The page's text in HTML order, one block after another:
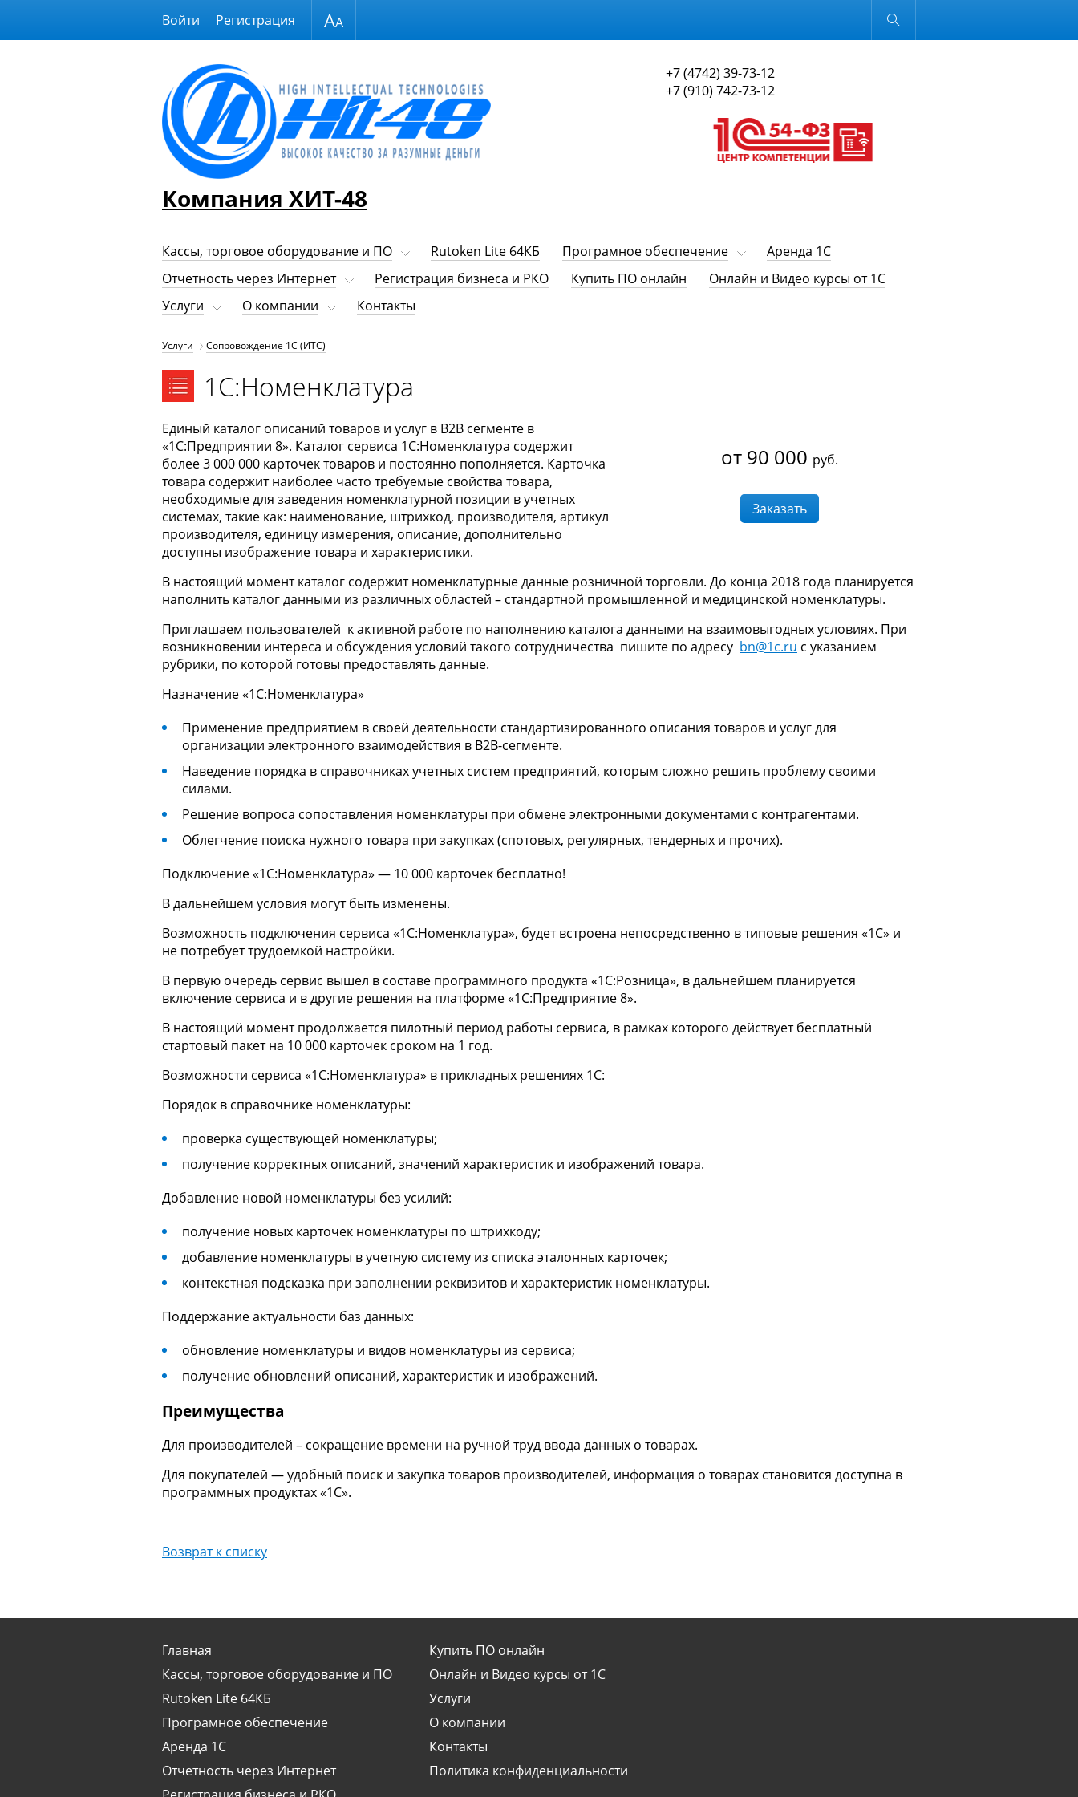
Размер шрифта Обычная версия
Компания ХИТ-48
+7 (4742) 39-73-12
+7 (910) 742-73-12
Войти Регистрация
Кассы, торговое оборудование и ПО Rutoken Lite 64КБ Програмное обеспечение
Аренда 1С
Отчетность через Интернет
Регистрация бизнеса и РКО Купить ПО онлайн
Онлайн и Видео курсы от 1С
Услуги
О компании Контакты
Услуги Сопровождение 1С (ИТС)
1С:Номенклатура
от 90 000 руб.
Заказать
Единый каталог описаний товаров и услуг в B2B сегменте в
«1С:Предприятии 8». Каталог сервиса 1С:Номенклатура содержит
более 3 000 000 карточек товаров и постоянно пополняется. Карточка
товара содержит наиболее часто требуемые свойства товара,
необходимые для заведения номенклатурной позиции в учетных
системах, такие как: наименование, штрихкод, производителя, артикул
производителя, единицу измерения, описание, дополнительно
доступны изображение товара и характеристики.
В настоящий момент каталог содержит номенклатурные данные розничной торговли. До конца 2018 года планируется
наполнить каталог данными из различных областей – стандартной промышленной и медицинской номенклатуры.
Приглашаем пользователей к активной работе по наполнению каталога данными на взаимовыгодных условиях. При
возникновении интереса и обсуждения условий такого сотрудничества пишите по адресу bn@1c.ru c указанием
рубрики, по которой готовы предоставлять данные.
Назначение «1С:Номенклатура»
Применение предприятием в своей деятельности стандартизированного описания товаров и услуг для
организации электронного взаимодействия в B2B-сегменте.
Наведение порядка в справочниках учетных систем предприятий, которым сложно решить проблему своими
силами.
Решение вопроса сопоставления номенклатуры при обмене электронными документами с контрагентами.
Облегчение поиска нужного товара при закупках (спотовых, регулярных, тендерных и прочих).
Подключение «1C:Номенклатура» — 10 000 карточек бесплатно!
В дальнейшем условия могут быть изменены.
Возможность подключения сервиса «1C:Номенклатура», будет встроена непосредственно в типовые решения «1С» и
не потребует трудоемкой настройки.
В первую очередь сервис вышел в составе программного продукта «1С:Розница», в дальнейшем планируется
включение сервиса и в другие решения на платформе «1С:Предприятие 8».
В настоящий момент продолжается пилотный период работы сервиса, в рамках которого действует бесплатный
стартовый пакет на 10 000 карточек сроком на 1 год.
Bозможности сервиса «1С:Номенклатура» в прикладных решениях 1С:
Порядок в справочнике номенклатуры:
проверка существующей номенклатуры;
получение корректных описаний, значений характеристик и изображений товара.
Добавление новой номенклатуры без усилий:
получение новых карточек номенклатуры по штрихкоду;
добавление номенклатуры в учетную систему из списка эталонных карточек;
контекстная подсказка при заполнении реквизитов и характеристик номенклатуры.
Поддержание актуальности баз данных:
обновление номенклатуры и видов номенклатуры из сервиса;
получение обновлений описаний, характеристик и изображений.
Преимущества
Для производителей – сокращение времени на ручной труд ввода данных о товарах.
Для покупателей — удобный поиск и закупка товаров производителей, информация о товарах становится доступна в
программных продуктах «1С».
Возврат к списку
Главная
Кассы, торговое оборудование и ПО
Rutoken Lite 64КБ
Програмное обеспечение
Аренда 1С
Отчетность через Интернет
Купить ПО онлайн
Онлайн и Видео курсы от 1С
Услуги
О компании
Контакты
Политика конфиденциальности